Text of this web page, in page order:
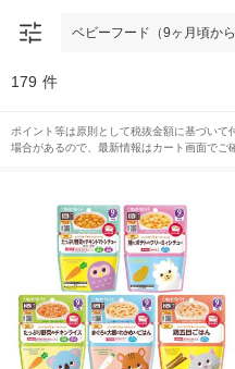
ベビーフード（9ヶ月頃から
179 件
ポイント等は原則として税抜金額に基づい
場合があるので、最新情報はカート画面でご